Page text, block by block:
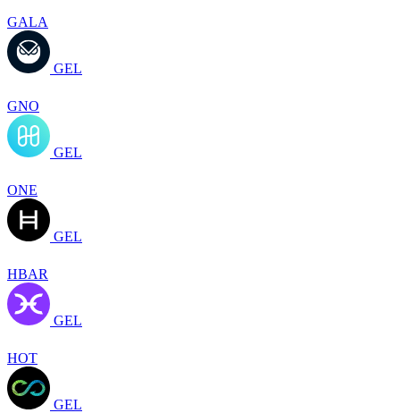
GALA
GEL
GNO
GEL
ONE
GEL
HBAR
GEL
HOT
GEL